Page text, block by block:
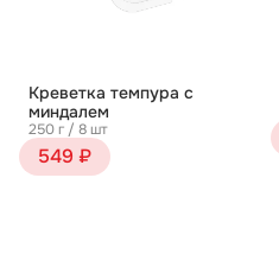
Креветка темпура с
миндалем
250 г / 8 шт
549 ₽